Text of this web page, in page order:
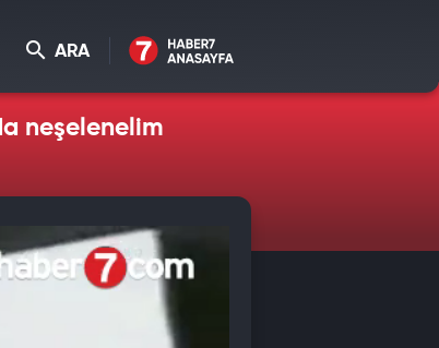
ARA
neşelenelim